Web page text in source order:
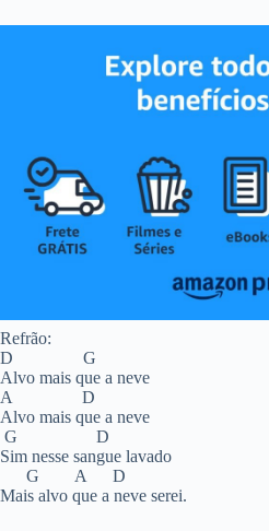
Refrão:
D G
Alvo mais que a neve
A D
Alvo mais que a neve
G D
Sim nesse sangue lavado
G A D
Mais alvo que a neve serei.